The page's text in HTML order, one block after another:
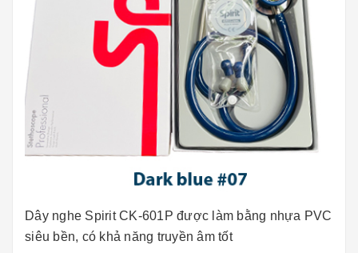
Dây nghe Spirit CK-601P được làm bằng nhựa PVC
siêu bền, có khả năng truyền âm tốt